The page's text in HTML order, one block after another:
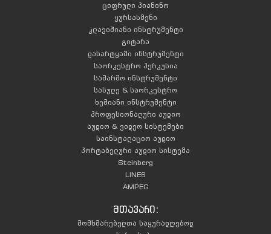
ციფრული პიანინო
ყურსასმენი
კლავიშიანი ინსტრუმენტი
გიტარა
დასარტყამი ინსტრუმენტი
საორკესტრო პერკუსია
სამარშო ინსტრუმენტი
სასულე & საორკესტრო
ხემიანი ინსტრუმენტი
პროფესიონალური აუდიო
აუდიო & ვიდეო სისტემები
საინსტალაციო აუდიო
პორტაბელური აუდიო სისტემა
Steinberg
LINE6
AMPEG
მთავარი:
მომხმარებელთა საყურადღებოდ